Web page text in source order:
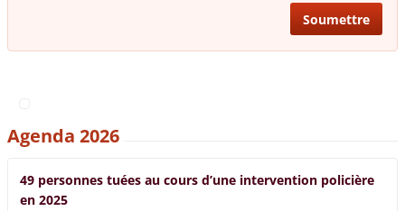
Agenda 2026
49 personnes tuées au cours d’une intervention policière
en 2025